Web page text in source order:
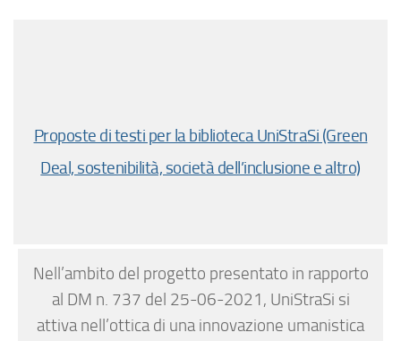
Proposte di testi per la biblioteca UniStraSi (Green
Deal, sostenibilità, società dell’inclusione e altro)
Nell’ambito del progetto presentato in rapporto
al DM n. 737 del 25-06-2021, UniStraSi si
attiva nell’ottica di una innovazione umanistica